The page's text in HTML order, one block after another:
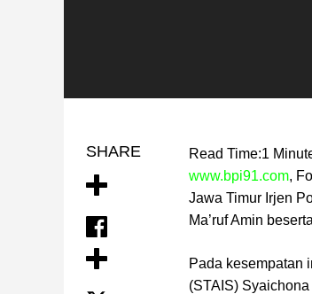
SHARE Read Time:1
www.bpi91.com,
Jawa Timur Irjen
Ma’ruf Amin
Pada kesempatan
(STAIS)